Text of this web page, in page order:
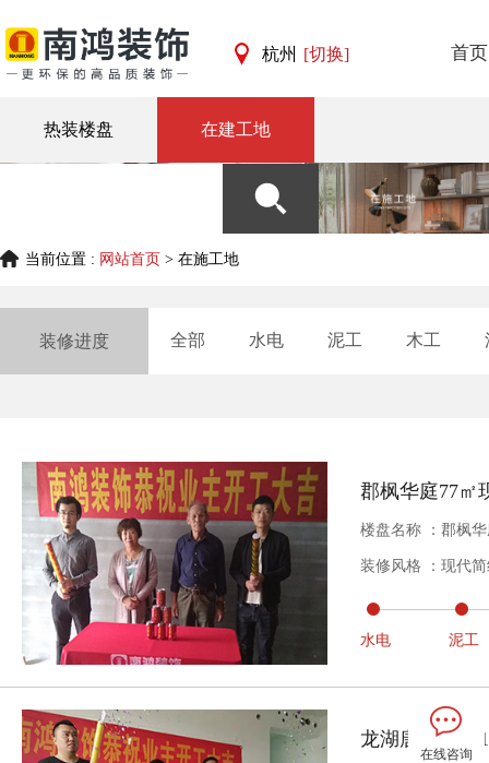
杭州 [切换]
宁波
首页
热装楼盘 在建工地
当前位置 : 网站首页 > 在施工地
装修进度 全部 水电 泥工 木工
郡枫华庭77㎡
楼盘名称 ：郡枫
装修风格 ：现代
水电 泥工
龙湖唐宁
在线咨询